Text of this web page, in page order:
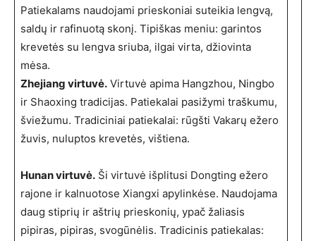
Patiekalams naudojami prieskoniai suteikia lengvą,
saldų ir rafinuotą skonį. Tipiškas meniu: garintos
krevetės su lengva sriuba, ilgai virta, džiovinta
mėsa.
Zhejiang virtuvė.Virtuvė apima Hangzhou, Ningbo
ir Shaoxing tradicijas. Patiekalai pasižymi traškumu,
šviežumu. Tradiciniai patiekalai: rūgšti Vakarų ežero
žuvis, nuluptos krevetės, vištiena.
Hunan virtuvė.Ši virtuvė išplitusi Dongting ežero
rajone ir kalnuotose Xiangxi apylinkėse. Naudojama
daug stiprių ir aštrių prieskonių, ypač žaliasis
pipiras, pipiras, svogūnėlis. Tradicinis patiekalas: